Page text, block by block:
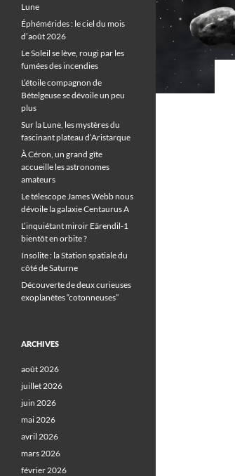
Lune
Éphémérides : le ciel du mois
d’août 2026
Le Soleil se lève, rougi par les
fumées des incendies
L’étoile compagnon de
Bételgeuse se dévoile un peu
plus
Sur la Lune, les mystères du
fascinant plateau d’Aristarque
À Céron, un grand gîte
accueille les astronomes
amateurs
Le télescope James Webb nous
dévoile la galaxie Centaurus A
L’inquiétant miroir Eärendil-1
bientôt en orbite ?
Insolite : la Station spatiale du
côté de Saturne
Découverte de deux curieuses
exoplanètes “cotonneuses”
ARCHIVES
août 2026
juillet 2026
juin 2026
mai 2026
avril 2026
mars 2026
février 2026